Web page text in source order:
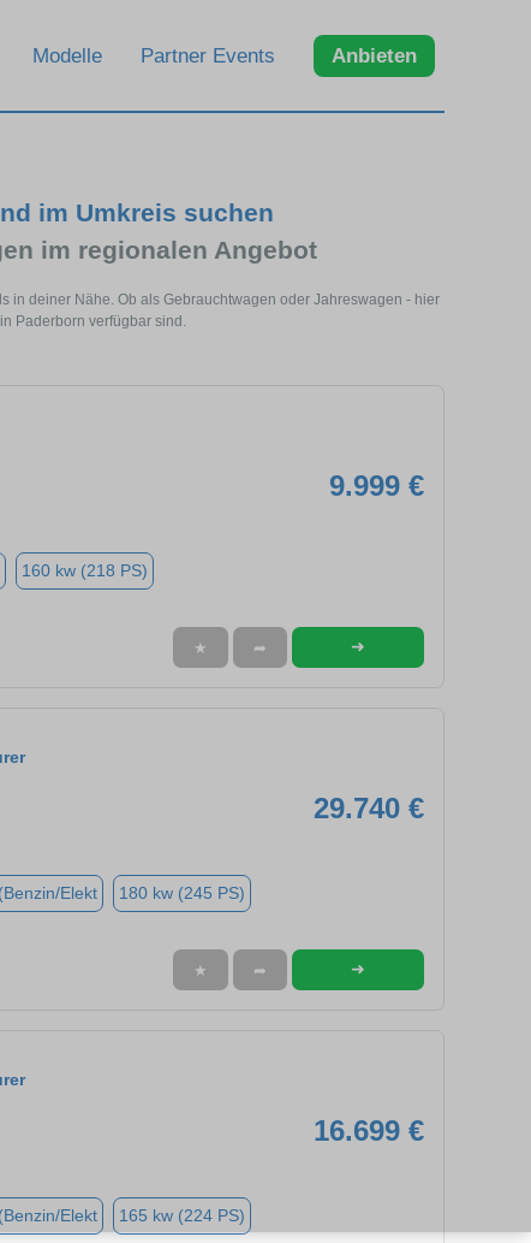
Modelle Partner Events Anbieten
im Umkreis suchen
im regionalen Angebot
in deiner Nähe. Ob als Gebrauchtwagen oder Jahreswagen - hier
Paderborn verfügbar sind.
9.999 €
160 kw (218 PS)
★ ➦ ➜
29.740 €
Elekt 180 kw (245 PS)
★ ➦ ➜
16.699 €
Elekt 165 kw (224 PS)